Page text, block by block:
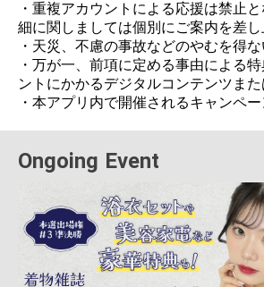
・重複アカウントによる応援は禁止
細に関しましては個別にご案内を差
・天災、不慮の事故などのやむを得
・万が一、前項に定める事由による
ントにかかるデジタルコンテンツま
・本アプリ内で開催されるキャンペ
Ongoing Event